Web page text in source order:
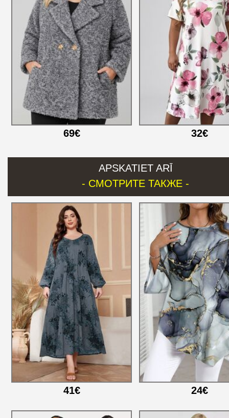
69€ 32€
APSKATIET ARĪ
- СМОТРИТЕ ТАКЖЕ -
41€ 24€